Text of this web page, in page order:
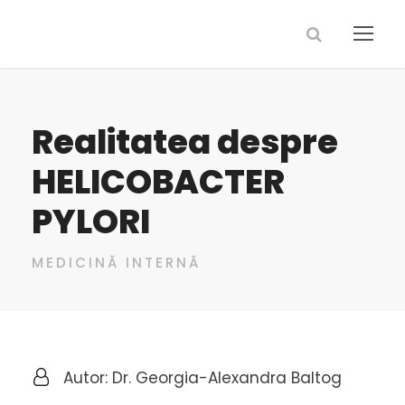
Realitatea despre
HELICOBACTER
PYLORI
MEDICINĂ INTERNĂ
Autor: Dr. Georgia-Alexandra Baltog